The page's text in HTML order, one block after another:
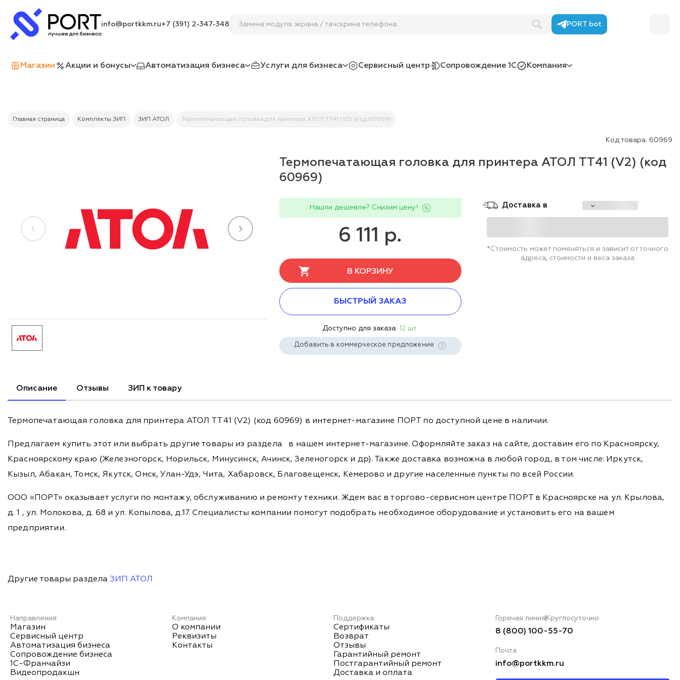
info@portkkm.ru+7 (391) 2-347-348 Замена модуля экрана / тачскрина телефона PORT bot
Магазин Акции и бонусы Автоматизация бизнеса Услуги для бизнеса Сервисный центр Сопровождение 1С Компания
Главная страница Комплекты ЗИП ЗИП АТОЛ Термопечатающая головка для принтера АТОЛ TT41 (V2) (код 60969)
Код товара: 60969
Термопечатающая головка для принтера АТОЛ TT41 (V2) (код
60969)
Нашли дешевле? Снизим цену!
6 111 р.
В КОРЗИНУ
БЫСТРЫЙ ЗАКАЗ
Доступно для заказа: 12 шт.
Добавить в коммерческое предложение
Доставка в
*Стоимость может поменяться и зависит от точного
адреса, стоимости и веса заказа
Описание Отзывы ЗИП к товару
Термопечатающая головка для принтера АТОЛ TT41 (V2) (код 60969) в интернет-магазине ПОРТ по доступной цене в наличии.
Предлагаем купить этот или выбрать другие товары из раздела
в нашем интернет-магазине. Оформляйте заказ на сайте, доставим его по Красноярску,
Красноярскому краю (Железногорск, Норильск, Минусинск, Ачинск, Зеленогорск и др). Также доставка возможна в любой город, в том числе: Иркутск,
Кызыл, Абакан, Томск, Якутск, Омск, Улан-Удэ, Чита, Хабаровск, Благовещенск, Кемерово и другие населенные пункты по всей России.
ООО «ПОРТ» оказывает услуги по монтажу, обслуживанию и ремонту техники. Ждем вас в торгово-сервисном центре ПОРТ в Красноярске на ул. Крылова,
д. 1 , ул. Молокова, д. 68 и ул. Копылова, д.17. Специалисты компании помогут подобрать необходимое оборудование и установить его на вашем
предприятии.
Другие товары раздела ЗИП АТОЛ
Направления
Магазин
Сервисный центр
Автоматизация бизнеса
Сопровождение бизнеса
1С-Франчайзи
Видеопродакшн
Компания
О компании
Реквизиты
Контакты
Поддержка
Сертификаты
Возврат
Отзывы
Гарантийный ремонт
Постгарантийный ремонт
Доставка и оплата
Горячая линия Круглосуточно
8 (800) 100-55-70
Почта
info@portkkm.ru